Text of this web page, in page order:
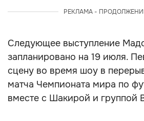
РЕКЛАМА -
Следующее выступление
запланировано на 19 июля.
сцену во время шоу в
матча Чемпионата мира по
вместе с Шакирой и группой